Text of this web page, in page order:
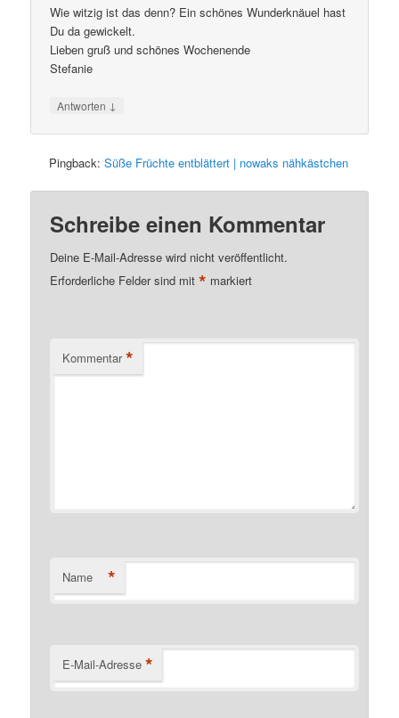
Wie witzig ist das denn? Ein schönes Wunderknäuel hast
Du da gewickelt.
Lieben gruß und schönes Wochenende
Stefanie
Antworten ↓
Pingback:Süße Früchte entblättert | nowaks nähkästchen
Schreibe einen Kommentar
Deine E-Mail-Adresse wird nicht veröffentlicht.
Erforderliche Felder sind mit* markiert
Kommentar *
Name *
E-Mail-Adresse *